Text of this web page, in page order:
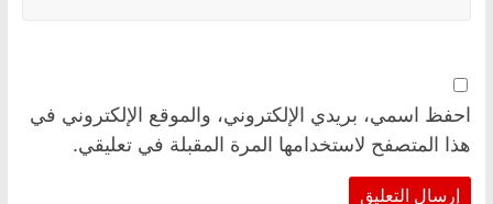
احفظ اسمي، بريدي الإلكتروني، والموقع الإلكتروني في
هذا المتصفح لاستخدامها المرة المقبلة في تعليقي.